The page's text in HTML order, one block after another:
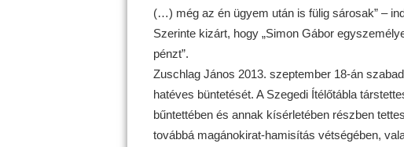
(…) még az én ügyem után is fülig sárosak” –
Szerinte kizárt, hogy „Simon Gábor
pénzt”.
Zuschlag János 2013. szeptember 18-án
hatéves büntetését. A Szegedi Ítélőtábla
bűntettében és annak kísérletében részben
továbbá magánokirat-hamisítás vétségében,